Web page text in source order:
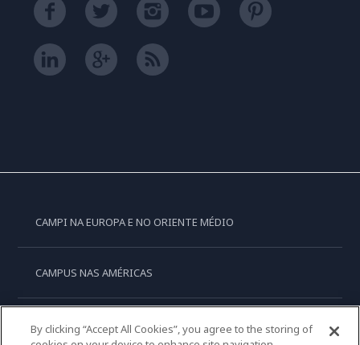
CAMPI NA EUROPA E NO ORIENTE MÉDIO
CAMPUS NAS AMÉRICAS
CAMPUS NA OCEANIA
By clicking “Accept All Cookies”, you agree to the storing of